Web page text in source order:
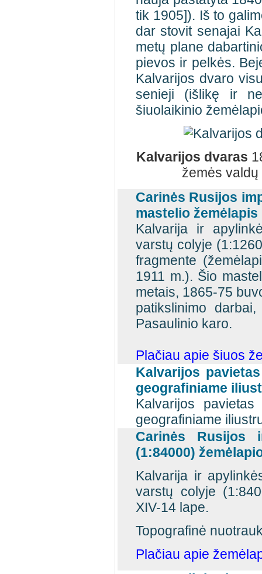
tik 1905]). Iš to
dar stovit senajai
metų plane
pievos ir pelkės.
Kalvarijos dvaro
senieji (išlikę ir
šiuolaikinio
Kalvarijos dvaras
žemės
Carinės Rusijos
mastelio
Kalvarija ir
varstų colyje
fragmente
1911 m.). Šio
metais, 1865-75
patikslinimo
Pasaulinio karo.
Plačiau apie šiuos
Kalvarijos
geografiniame
Kalvarijos
geografiniame
Carinės Rusijos
(1:84000)
Kalvarija ir
varstų colyje
XIV-14 lape.
Topografinė
Plačiau apie